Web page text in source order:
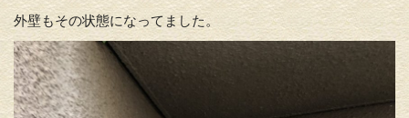
外壁もその状態になってました。